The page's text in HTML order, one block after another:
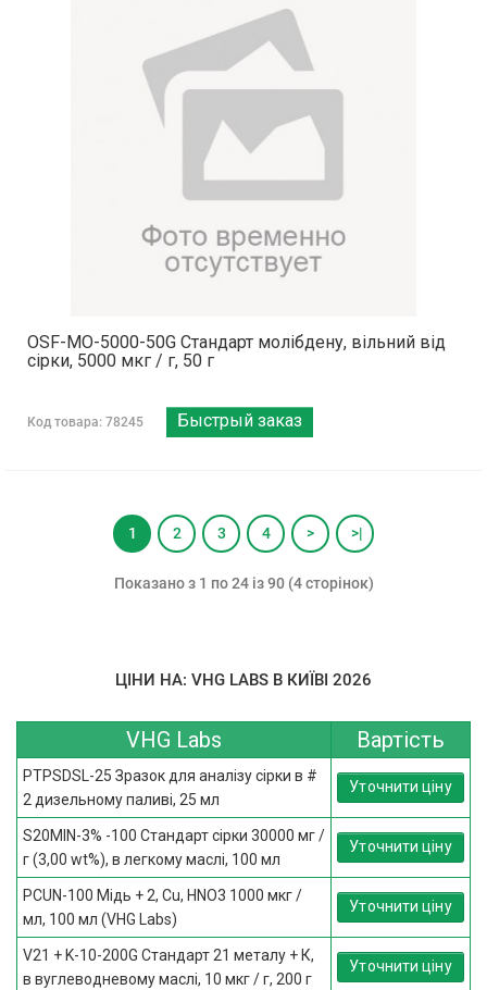
OSF-MO-5000-50G Стандарт молібдену, вільний від
сірки, 5000 мкг / г, 50 г
Код товара: 78245 Быстрый заказ
1 2 3 4 > >|
Показано з 1 по 24 із 90 (4 сторінок)
ЦІНИ НА: VHG LABS В КИЇВІ 2026
VHG Labs Вартість
PTPSDSL-25 Зразок для аналізу сірки в #
2 дизельному паливі, 25 мл
Уточнити ціну
S20MIN-3% -100 Стандарт сірки 30000 мг /
г (3,00 wt%), в легкому маслі, 100 мл
Уточнити ціну
PCUN-100 Мідь + 2, Cu, НNO3 1000 мкг /
мл, 100 мл (VHG Labs)
Уточнити ціну
V21 + K-10-200G Стандарт 21 металу + К,
в вуглеводневому маслі, 10 мкг / г, 200 г
Уточнити ціну